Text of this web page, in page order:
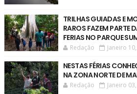
TRILHAS GUIADAS E
RAROS FAZEM PARTE
FERIAS NO PARQUE
Redação Janeiro
NESTAS FÉRIAS
NA ZONA NORTE DE
Redação Janeiro